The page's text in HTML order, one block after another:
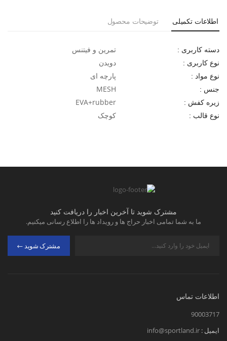
اطلاعات تکمیلی توضیحات محصول
دسته کاربری : تمرین و فیتنس
نوع کاربری : دویدن
نوع مواد : پارچه ای
جنس : MESH
زیره کفش : EVA+rubber
نوع قالب : کوچک
مشترک شوید تا آخرین اخبار را دریافت کنید
ما به شما تمامی اخبار حراج ها و رویداد ها را اطلاع رسانی میکنیم.
مشترک شوید
اطلاعات تماس
90003717
ایمیل : info@sportland.ir